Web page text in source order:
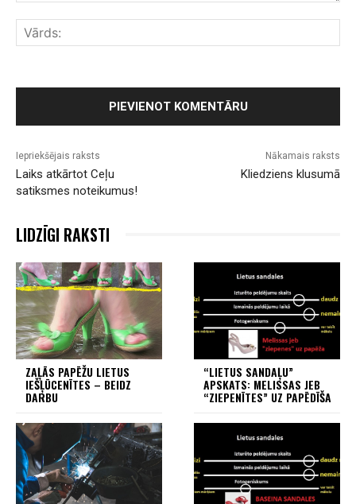
Iepriekšējais raksts
Laiks atkārtot Ceļu
satiksmes noteikumus!
Nākamais raksts
Kliedziens klusumā
LIDZĪGI RAKSTI
ZAĻĀS PAPĒŽU LIETUS
IEŠĻŪCENĪTES – BEIDZ
DARBU
“LIETUS SANDAĻU”
APSKATS: MELISSAS JEB
“ZIEPENĪTES” UZ PAPĒDĪŠA